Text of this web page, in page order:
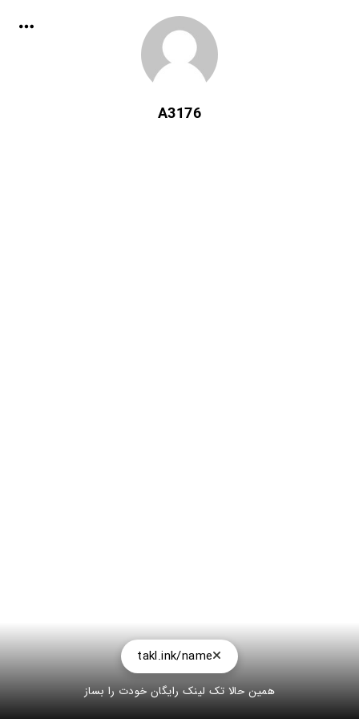
A3176
takl.ink/name
همین حالا تک لینک رایگان خودت را بساز